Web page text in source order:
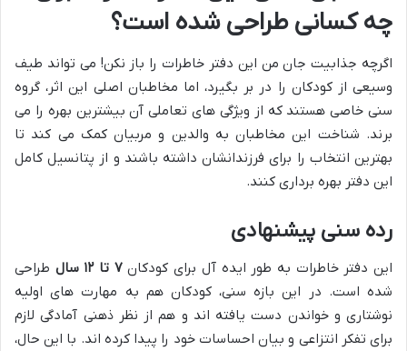
چه کسانی طراحی شده است؟
اگرچه جذابیت جان من این دفتر خاطرات را باز نکن! می تواند طیف
وسیعی از کودکان را در بر بگیرد، اما مخاطبان اصلی این اثر، گروه
سنی خاصی هستند که از ویژگی های تعاملی آن بیشترین بهره را می
برند. شناخت این مخاطبان به والدین و مربیان کمک می کند تا
بهترین انتخاب را برای فرزندانشان داشته باشند و از پتانسیل کامل
این دفتر بهره برداری کنند.
رده سنی پیشنهادی
این دفتر خاطرات به طور ایده آل برای کودکان۷ تا ۱۲ سال
طراحی
شده است. در این بازه سنی، کودکان هم به مهارت های اولیه
نوشتاری و خواندن دست یافته اند و هم از نظر ذهنی آمادگی لازم
برای تفکر انتزاعی و بیان احساسات خود را پیدا کرده اند. با این حال،